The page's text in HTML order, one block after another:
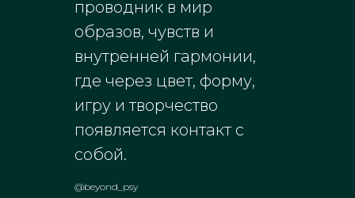
проводник в мир
образов, чувств и
внутренней гармонии,
где через цвет, форму,
игру и творчество
появляется контакт с
собой.
@beyond_psy